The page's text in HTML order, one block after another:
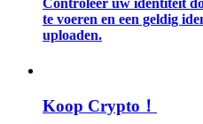
Controleer uw identiteit
te voeren en een geldig
uploaden.
Koop Crypto！